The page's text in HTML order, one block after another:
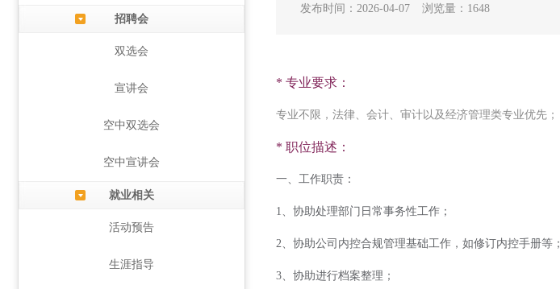
招聘会
双选会
宣讲会
空中双选会
空中宣讲会
就业相关
活动预告
生涯指导
发布时间：2026-04-07 浏览量：1648
* 专业要求：
专业不限，法律、会计、审计以及经济管理类专业优先；
* 职位描述：
一、工作职责：
1、协助处理部门日常事务性工作；
2、协助公司内控合规管理基础工作，如修订内控手册等；
3、协助进行档案整理；